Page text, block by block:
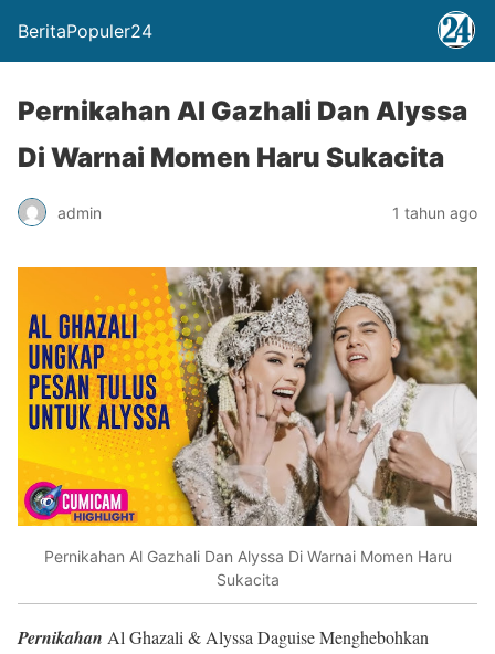
BeritaPopuler24
Pernikahan Al Gazhali Dan Alyssa
Di Warnai Momen Haru Sukacita
admin 1 tahun ago
Pernikahan Al Gazhali Dan Alyssa Di Warnai Momen Haru
Sukacita
Pernikahan Al Ghazali & Alyssa Daguise Menghebohkan